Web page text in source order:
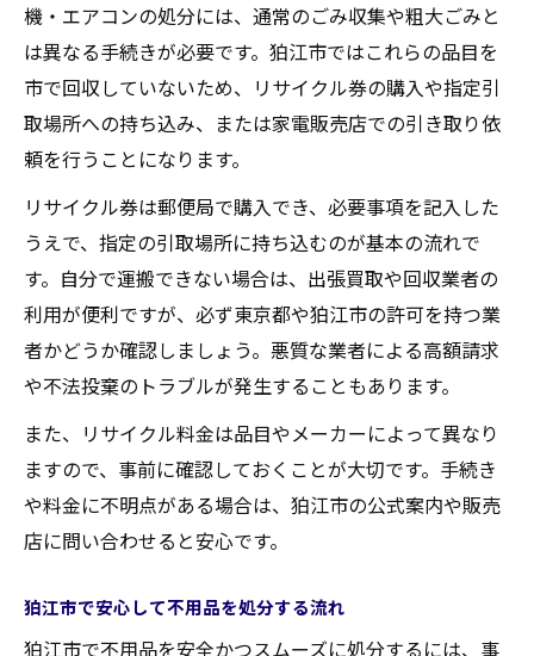
機・エアコンの処分には、通常のごみ収集や粗大ごみと
は異なる手続きが必要です。狛江市ではこれらの品目を
市で回収していないため、リサイクル券の購入や指定引
取場所への持ち込み、または家電販売店での引き取り依
頼を行うことになります。
リサイクル券は郵便局で購入でき、必要事項を記入した
うえで、指定の引取場所に持ち込むのが基本の流れで
す。自分で運搬できない場合は、出張買取や回収業者の
利用が便利ですが、必ず東京都や狛江市の許可を持つ業
者かどうか確認しましょう。悪質な業者による高額請求
や不法投棄のトラブルが発生することもあります。
また、リサイクル料金は品目やメーカーによって異なり
ますので、事前に確認しておくことが大切です。手続き
や料金に不明点がある場合は、狛江市の公式案内や販売
店に問い合わせると安心です。
狛江市で安心して不用品を処分する流れ
狛江市で不用品を安全かつスムーズに処分するには、事